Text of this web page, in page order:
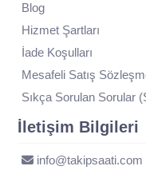
Blog
Hizmet Şartları
İade Koşulları
Mesafeli Satış
Sıkça Sorulan Sorular
İletişim Bilgileri
info@takipsaati.com